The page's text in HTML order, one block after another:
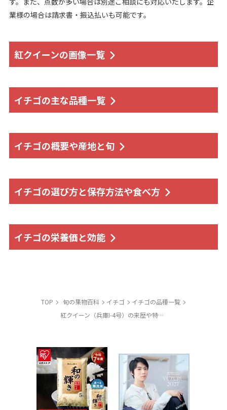
業様の場合は請求書・振込払いも可能です。
紅クイーンの画像一覧
イチゴの主な品種一覧
イチゴの概要や産地と旬
イチゴの選び方と保存方法や食べ方
イチゴの栄養価と効能
TOP 旬の果物百科 イチゴ
イチゴの品種一覧
紅クイーン（兵庫I-4号）の来歴や特徴と産地と旬